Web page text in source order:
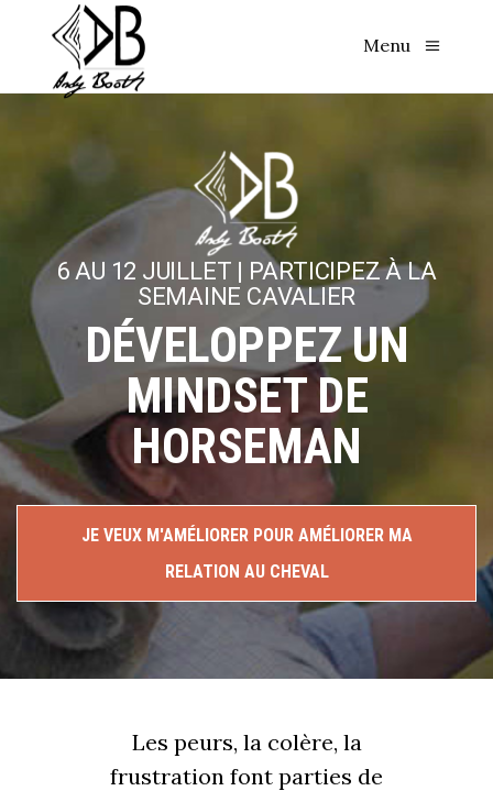
Menu
6 AU 12 JUILLET | PARTICIPEZ À LA
SEMAINE CAVALIER
DÉVELOPPEZ UN
MINDSET DE
HORSEMAN
JE VEUX M'AMÉLIORER POUR AMÉLIORER MA
RELATION AU CHEVAL
Les peurs, la colère, la
frustration font parties de